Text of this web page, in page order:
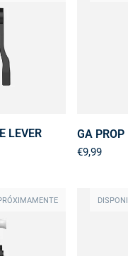
LEVER
GA PROP
€9,99